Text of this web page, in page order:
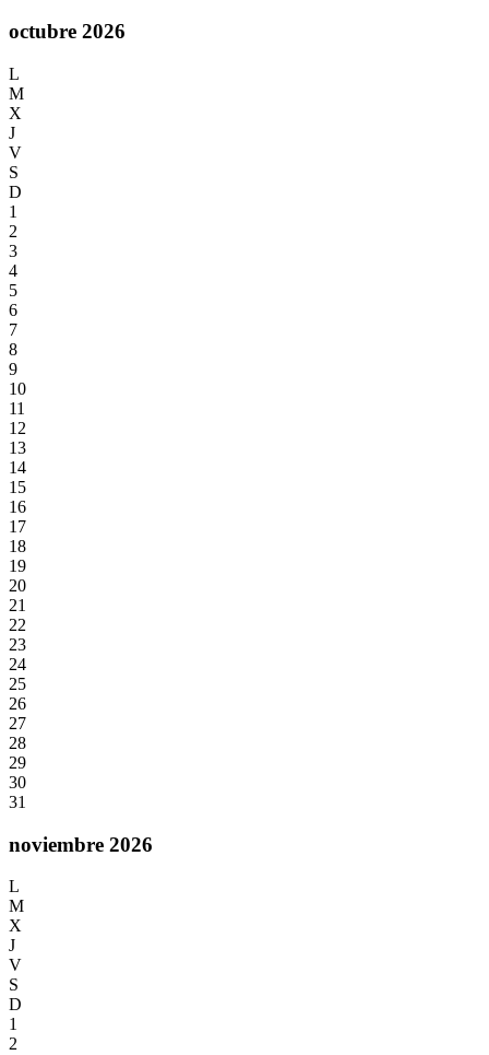
octubre 2026
L
M
X
J
V
S
D
1
2
3
4
5
6
7
8
9
10
11
12
13
14
15
16
17
18
19
20
21
22
23
24
25
26
27
28
29
30
31
noviembre 2026
L
M
X
J
V
S
D
1
2